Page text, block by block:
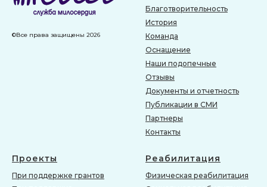
©Все права защищены 2026
Благотворительность
История
Команда
Оснащение
Наши подопечные
Отзывы
Документы и отчетность
Публикации в СМИ
Партнеры
Контакты
Проекты
При поддержке грантов
Реабилитация
Физическая реабилитация